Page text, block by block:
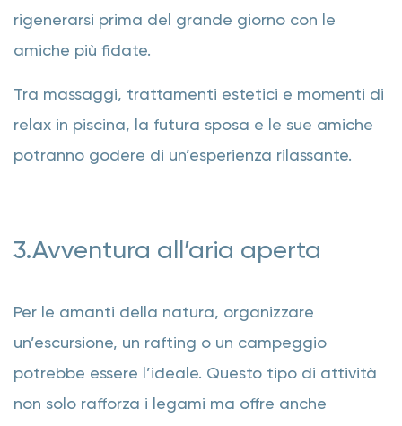
rigenerarsi prima del grande giorno con le
amiche più fidate.
Tra massaggi, trattamenti estetici e momenti di
relax in piscina, la futura sposa e le sue amiche
potranno godere di un’esperienza rilassante.
3.Avventura all’aria aperta
Per le amanti della natura, organizzare
un’escursione, un rafting o un campeggio
potrebbe essere l’ideale. Questo tipo di attività
non solo rafforza i legami ma offre anche